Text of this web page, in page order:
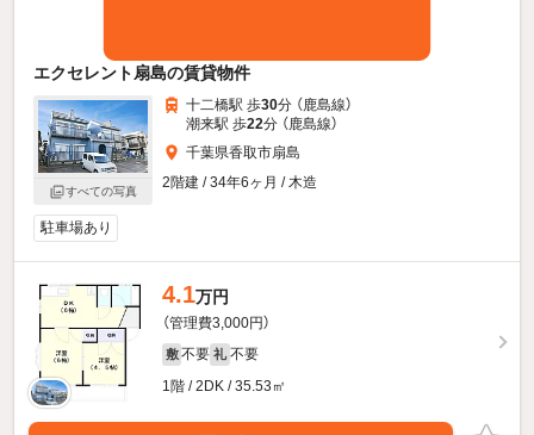
エクセレント扇島の賃貸物件
すべての写真
十二橋駅 歩30分 （鹿島線）
潮来駅 歩22分 （鹿島線）
千葉県香取市扇島
2階建 / 34年6ヶ月 / 木造
駐車場あり
4.1万円
（管理費3,000円）
敷 不要 礼 不要
1階 / 2DK / 35.53㎡